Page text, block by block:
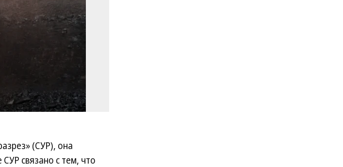
(СУР), она
связано с тем, что